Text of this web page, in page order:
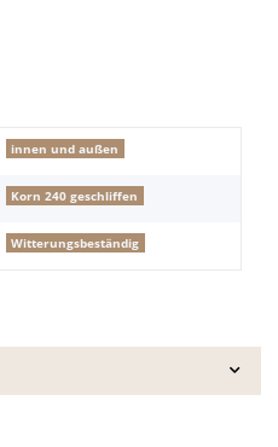
innen und außen
Korn 240 geschliffen
Witterungsbeständig